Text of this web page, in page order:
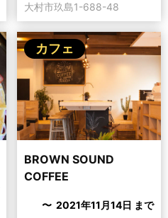
大村市玖島1-688-48
カフェ
BROWN SOUND
COFFEE
〜 2021年11月14日 まで